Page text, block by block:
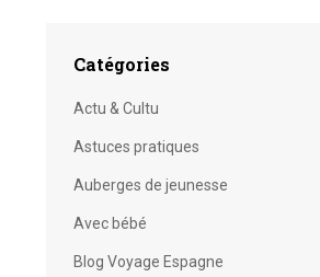
Catégories
Actu & Cultu
Astuces pratiques
Auberges de jeunesse
Avec bébé
Blog Voyage Espagne